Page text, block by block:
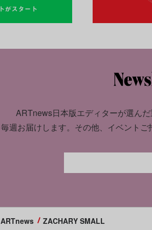
ARTnews日本版エディターが選んだ
毎週お届けします。 その他、イベント
ARTnews ZACHARY SMALL